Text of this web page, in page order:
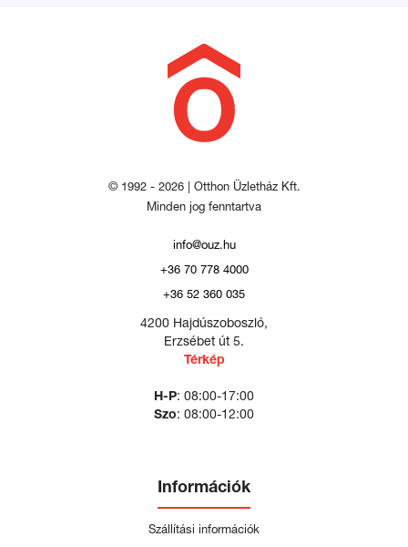
© 1992 - 2026 | Otthon Üzletház Kft.
Minden jog fenntartva
info@ouz.hu
+36 70 778 4000
+36 52 360 035
4200 Hajdúszoboszló,
Erzsébet út 5.
Térkép
H-P: 08:00-17:00
Szo: 08:00-12:00
Információk
Szállítási információk